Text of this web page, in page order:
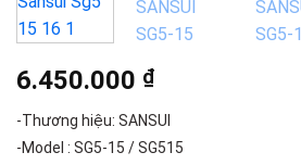
6.450.000 ₫
-Thương hiệu: SANSUI
-Model : SG5-15 / SG515